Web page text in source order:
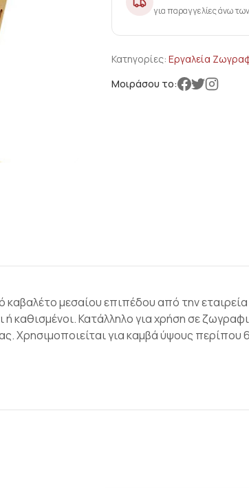
για παραγγελίες άνω των
Κατηγορίες: Εργαλεία
Μοιράσου το:
μεσαίου επιπέδου από την
καθισμένοι. Κατάλληλο για χρήση σε
Χρησιμοποιείται για καμβά ύψους περίπου